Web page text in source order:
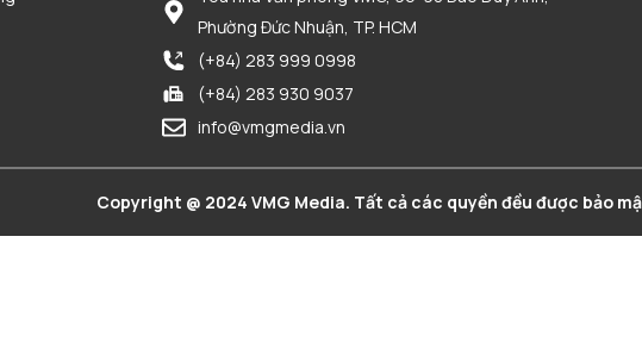
Phường Đức Nhuận, TP. HCM
(+84) 283 999 0998
(+84) 283 930 9037
info@vmgmedia.vn
Copyright @ 2024 VMG Media. Tất cả các quyền đều được bảo